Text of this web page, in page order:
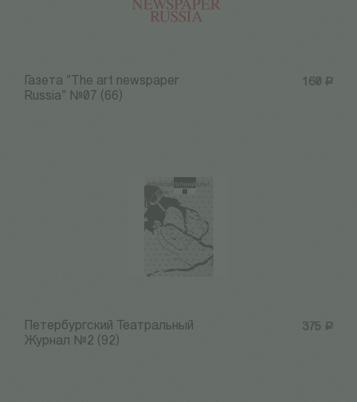
160 Р
Газета "The art newspaper
Russia" №07 (66)
375 Р
Петербургский Театральный
Журнал №2 (92)